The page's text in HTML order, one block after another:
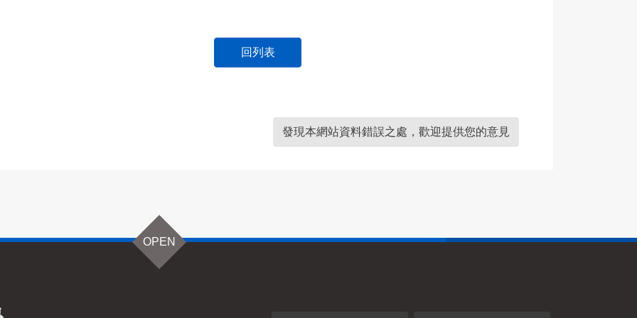
回列表
發現本網站資料錯誤之處，歡迎提供您的意見
OPEN